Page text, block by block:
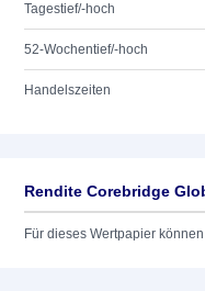
Tagestief/-hoch
52-Wochentief/-hoch
Handelszeiten
Rendite Corebridge
Für dieses Wertpapier